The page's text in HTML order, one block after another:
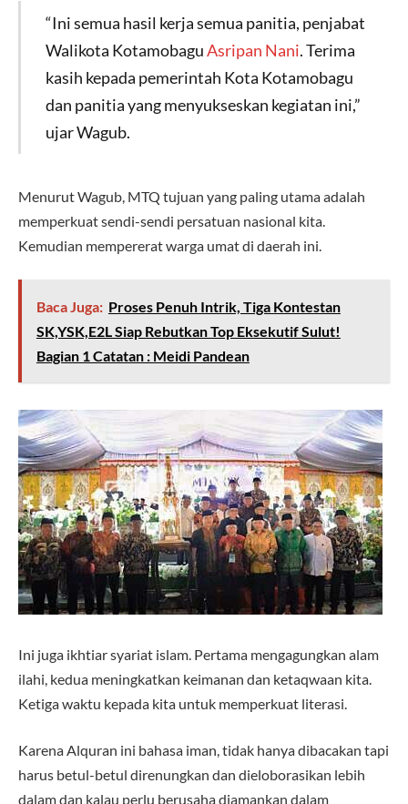
“Ini semua hasil kerja semua panitia, penjabat
Walikota KotamobaguAsripan Nani. Terima
kasih kepada pemerintah Kota Kotamobagu
dan panitia yang menyukseskan kegiatan ini,”
ujar Wagub.
Menurut Wagub, MTQ tujuan yang paling utama adalah
memperkuat sendi-sendi persatuan nasional kita.
Kemudian mempererat warga umat di daerah ini.
Baca Juga: Proses Penuh Intrik, Tiga Kontestan
SK,YSK,E2L Siap Rebutkan Top Eksekutif Sulut!
Bagian 1 Catatan : Meidi Pandean
Ini juga ikhtiar syariat islam. Pertama mengagungkan alam
ilahi, kedua meningkatkan keimanan dan ketaqwaan kita.
Ketiga waktu kepada kita untuk memperkuat literasi.
Karena Alquran ini bahasa iman, tidak hanya dibacakan tapi
harus betul-betul direnungkan dan dieloborasikan lebih
dalam dan kalau perlu berusaha diamankan dalam